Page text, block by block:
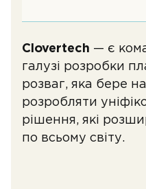
Clovertech — є
галузі розробки
розваг, яка бере
розробляти
рішення, які
по всьому світу.